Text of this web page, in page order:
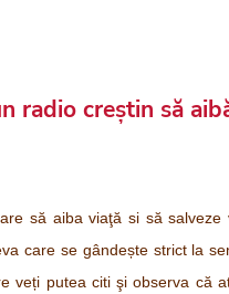
radio creștin să
să aiba viaţă si să
care se gândește strict la
veți putea citi şi observa că